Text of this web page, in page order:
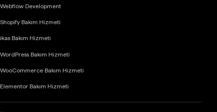
Webflow Development
Shopify Bakım Hizmeti
ikas Bakım Hizmeti
WordPress Bakım Hizmeti
WooCommerce Bakım Hizmeti
Elementor Bakım Hizmeti